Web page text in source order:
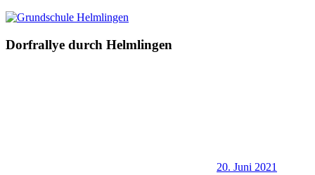
Dorfrallye durch Helmlingen
20. Juni 2021